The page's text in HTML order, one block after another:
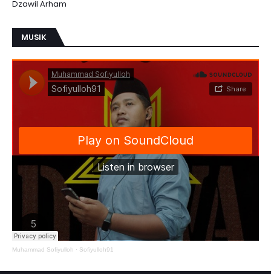
Dzawil Arham
MUSIK
Muhammad Sofiyulloh · Sofiyulloh91